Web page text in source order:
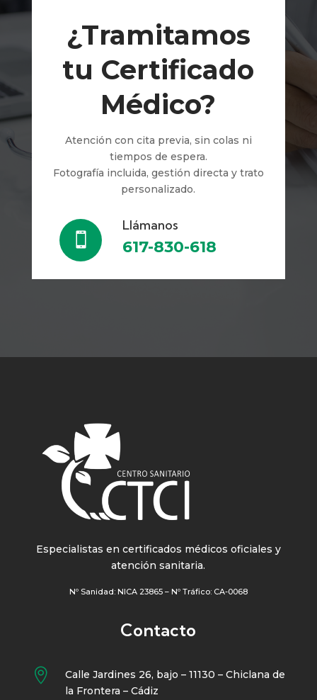
¿Tramitamos
tu Certificado
Médico?
Atención con cita previa, sin colas ni
tiempos de espera.
Fotografía incluida, gestión directa y trato
personalizado.

Llámanos
617-830-618
Especialistas en certificados médicos oficiales y
atención sanitaria.
Nº Sanidad: NICA 23865 – Nº Tráfico: CA-0068
Contacto

Calle Jardines 26, bajo – 11130 – Chiclana de
la Frontera – Cádiz